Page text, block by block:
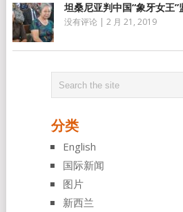
坦桑尼亚判中国“象牙女王
没有评论 | 2 月 21, 2019
分类
English
国际新闻
图片
新西兰